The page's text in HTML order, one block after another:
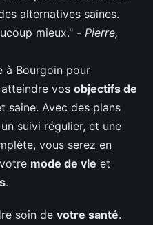
alternatives saines.
mieux." - Pierre,
à Bourgoin pour
vos objectifs de
saine. Avec des plans
suivi régulier, et une
vous serez en
mode de vie et
.
soin de votre santé.